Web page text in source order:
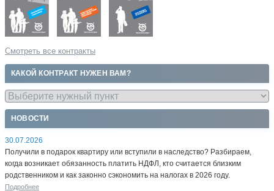
Смотреть все контракты
КАКОЙ КОНТРАКТ НУЖЕН ВАМ?
НОВОСТИ
30.07.2026
Получили в подарок квартиру или вступили в наследство? Разбираем,
когда возникает обязанность платить НДФЛ, кто считается близким
родственником и как законно сэкономить на налогах в 2026 году.
Подробнее